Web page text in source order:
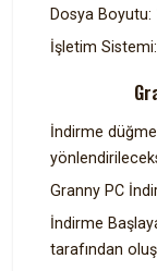
Dosya Boyutu:
İşletim
İndirme
Granny PC
İndirme
tarafından